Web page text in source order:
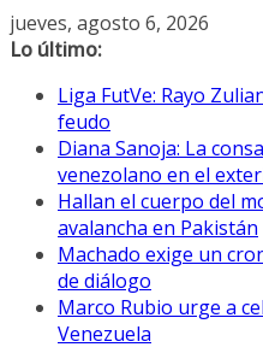
Saltar
al
jueves, agosto 6, 2026
Lo último:
Liga FutVe: Rayo
feudo
Diana Sanoja: La
venezolano en el
Hallan el cuerpo del
avalancha en Pakistán
Machado exige un
de diálogo
Marco Rubio urge a
Venezuela